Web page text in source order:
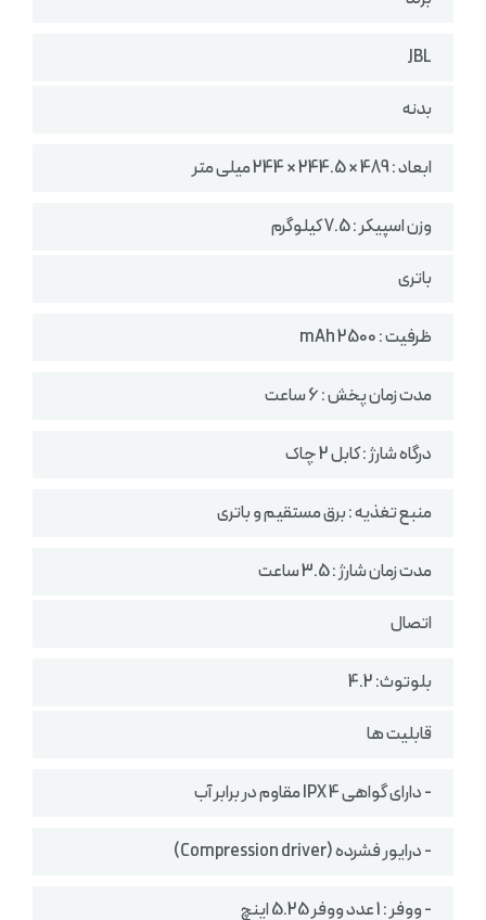
JBL
بدنه
ابعاد : 489 × 244.5 × 244 میلی متر
وزن اسپیکر :‌ 7.5 کیلوگرم
باتری
ظرفیت : 2500 mAh
مدت زمان پخش : 6 ساعت
درگاه شارژ : کابل 2 چاک
منبع تغذیه : برق مستقیم و باتری
مدت زمان شارژ : 3.5 ساعت
اتصال
بلوتوث: 4.2
قابلیت ها
- دارای گواهی IPX 4 مقاوم در برابر آب
- درایور فشرده (Compression driver)
- ووفر : 1 عدد ووفر 5.25 اینچ